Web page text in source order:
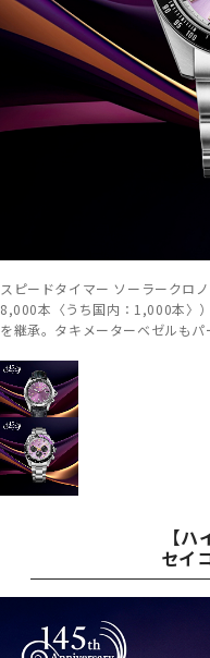
スピードタイマー ソーラークロ
8,000本〈うち国内：1,000本〉
を継承。タキメーターベゼルもパ
【ハ
セイ